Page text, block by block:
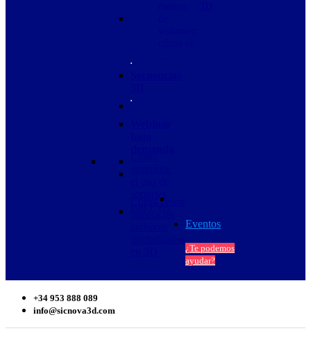
Cómo cerrar
Eventos
¿Te podemos
ayudar?
+34 953 888 089
info@sicnova3d.com